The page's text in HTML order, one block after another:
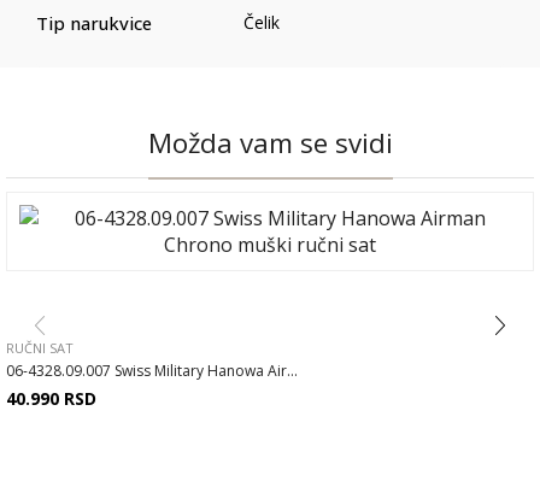
Tip narukvice Čelik
Možda vam se svidi
RUČNI SAT
06-4328.09.007 Swiss Military Hanowa Air...
40.990 RSD